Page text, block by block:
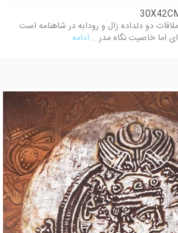
دو دلداده زال و رودابه در شاهنامه است
ای اما خاصیت نگاه مدر... ادامه